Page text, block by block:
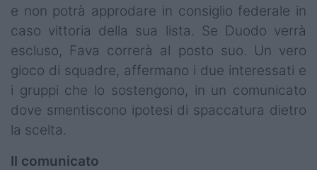
e non potrà approdare in consiglio federale in
caso vittoria della sua lista. Se Duodo verrà
escluso, Fava correrà al posto suo. Un vero
gioco di squadre, affermano i due interessati e
i gruppi che lo sostengono, in un comunicato
dove smentiscono ipotesi di spaccatura dietro
la scelta.
Il comunicato